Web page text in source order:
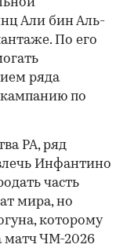
Али бин Аль-
По его
ряда
по
PA, ряд
Инфантино
часть
мира, но
которому
матч ЧМ-2026